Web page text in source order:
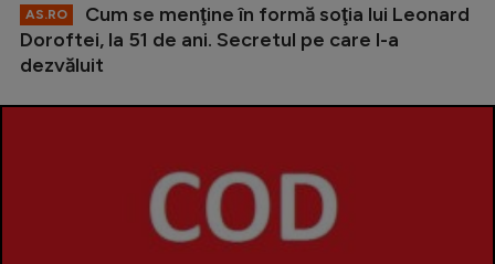
AS.RO
Cum se menţine în formă soţia lui Leonard
Doroftei, la 51 de ani. Secretul pe care l-a
dezvăluit